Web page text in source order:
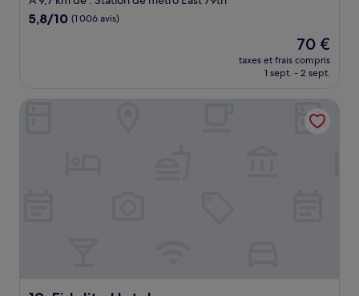
5.8
5,8/10 (1 006 avis)
Le
nouveau
prix
de
70 €
70 €
taxes et frais compris
1 sept. - 2 sept.